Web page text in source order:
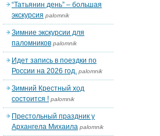
“Татьянин день” – большая
экскурсия palomnik
Зимние экскурсии для
паломников palomnik
Идет запись в поездки по
России на 2026 год. palomnik
Зимний Крестный ход
состоится ! palomnik
Престольный праздник у
Архангела Михаила palomnik